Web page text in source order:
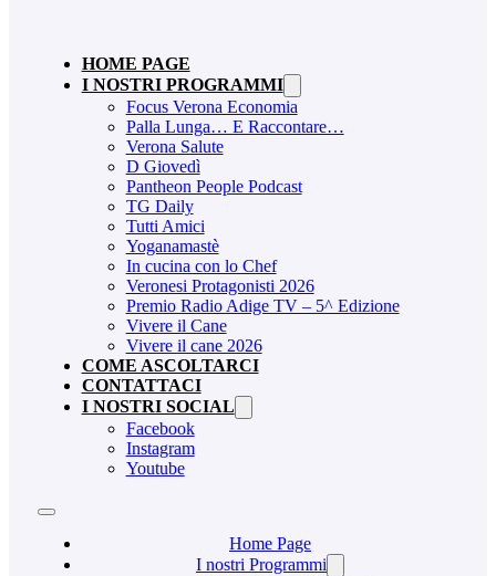
HOME PAGE
I NOSTRI PROGRAMMI
Focus Verona Economia
Palla Lunga… E Raccontare…
Verona Salute
D Giovedì
Pantheon People Podcast
TG Daily
Tutti Amici
Yoganamastè
In cucina con lo Chef
Veronesi Protagonisti 2026
Premio Radio Adige TV – 5^ Edizione
Vivere il Cane
Vivere il cane 2026
COME ASCOLTARCI
CONTATTACI
I NOSTRI SOCIAL
Facebook
Instagram
Youtube
Home Page
I nostri Programmi